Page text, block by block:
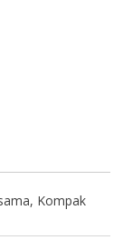
Kompak